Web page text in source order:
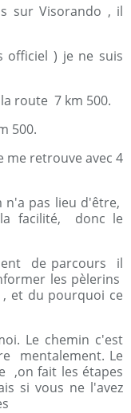
sur Visorando , il
officiel ) je ne suis
route 7 km 500.
500.
me retrouve avec 4
pas lieu d'être,
facilité, donc le
de parcours il
les pèlerins
, et du pourquoi ce
Le chemin c'est
mentalement. Le
,on fait les étapes
si vous ne l'avez